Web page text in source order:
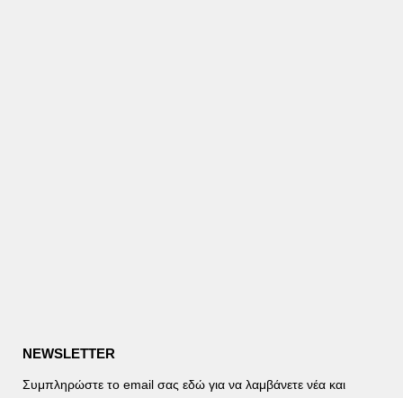
NEWSLETTER
Συμπληρώστε το email σας εδώ για να λαμβάνετε νέα και